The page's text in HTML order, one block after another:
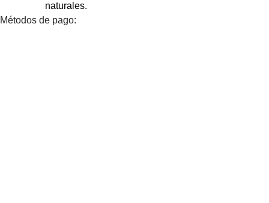
naturales.
Métodos de pago: